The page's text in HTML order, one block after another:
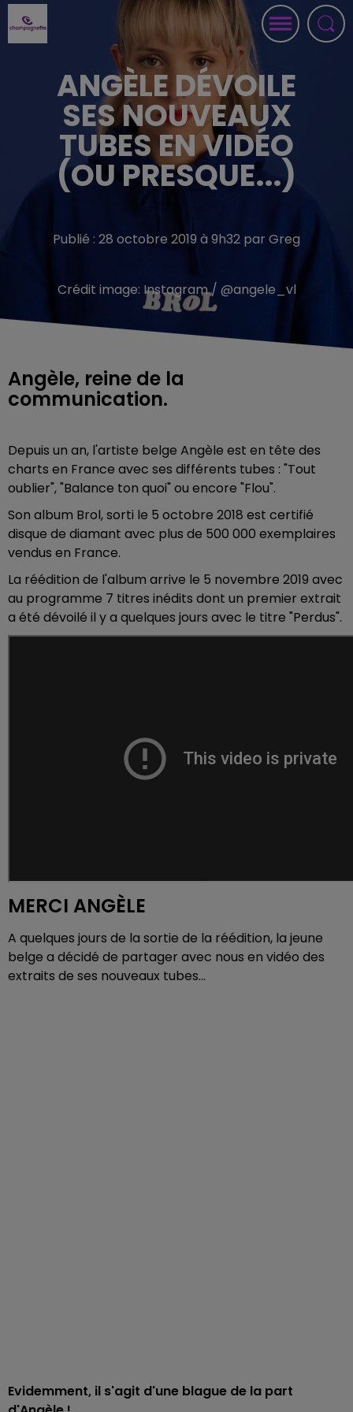
ANGÈLE DÉVOILE
SES NOUVEAUX
TUBES EN VIDÉO
(OU PRESQUE...)
Publié : 28 octobre 2019 à 9h32 par Greg
Crédit image: Instagram / @angele_vl
Angèle, reine de la
communication.
Depuis un an, l'artiste belge Angèle est en tête des
charts en France avec ses différents tubes : "Tout
oublier", "Balance ton quoi" ou encore "Flou".
Son album Brol, sorti le 5 octobre 2018 est certifié
disque de diamant avec plus de 500 000 exemplaires
vendus en France.
La réédition de l'album arrive le 5 novembre 2019 avec
au programme 7 titres inédits dont un premier extrait
a été dévoilé il y a quelques jours avec le titre "Perdus".
MERCI ANGÈLE
A quelques jours de la sortie de la réédition, la jeune
belge a décidé de partager avec nous en vidéo des
extraits de ses nouveaux tubes...
Evidemment, il s'agit d'une blague de la part